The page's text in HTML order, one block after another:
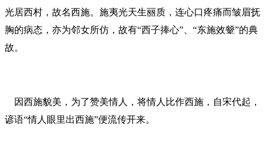
光居西村，故名西施。施夷光天生丽质，连心口疼痛而皱眉抚
胸的病态，亦为邻女所仿，故有“西子捧心”、“东施效颦”的典
故。
因西施貌美，为了赞美情人，将情人比作西施，自宋代起，
谚语“情人眼里出西施”便流传开来。